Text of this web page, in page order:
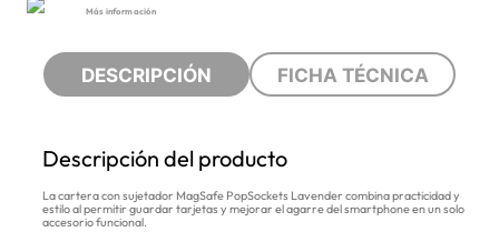
Más información
DESCRIPCIÓN FICHA TÉCNICA
Descripción del producto
La cartera con sujetador MagSafe PopSockets Lavender combina practicidad y
estilo al permitir guardar tarjetas y mejorar el agarre del smartphone en un solo
accesorio funcional.